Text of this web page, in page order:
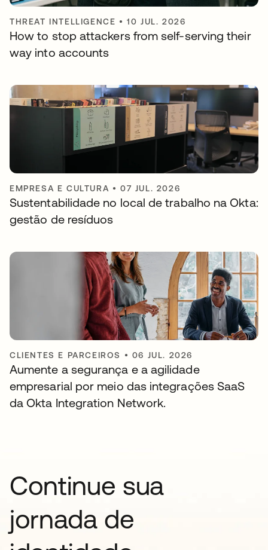
THREAT INTELLIGENCE •10 JUL. 2026
How to stop attackers from self-serving their
way into accounts
EMPRESA E CULTURA •07 JUL. 2026
Sustentabilidade no local de trabalho na Okta:
gestão de resíduos
CLIENTES E PARCEIROS • 06 JUL. 2026
Aumente a segurança e a agilidade
empresarial por meio das integrações SaaS
da Okta Integration Network.
Continue sua
jornada de